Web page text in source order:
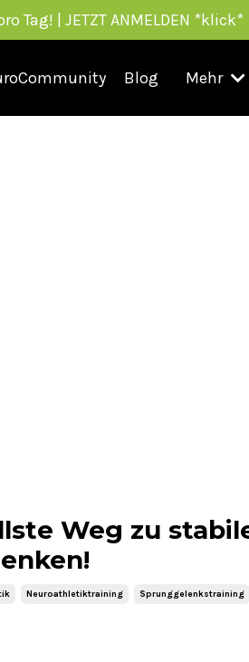
Tag! | JETZT ANMELDEN *klick*
Blog Mehr
Weg zu
Neuroathletiktraining Sprunggelenkstraining